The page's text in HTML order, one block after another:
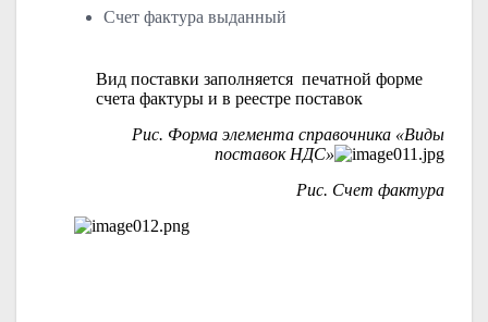
Счет фактура выданный
Вид поставки заполняется печатной форме
счета фактуры и в реестре поставок
Рис. Форма элемента справочника «Виды
поставок НДС»
Рис. Счет фактура